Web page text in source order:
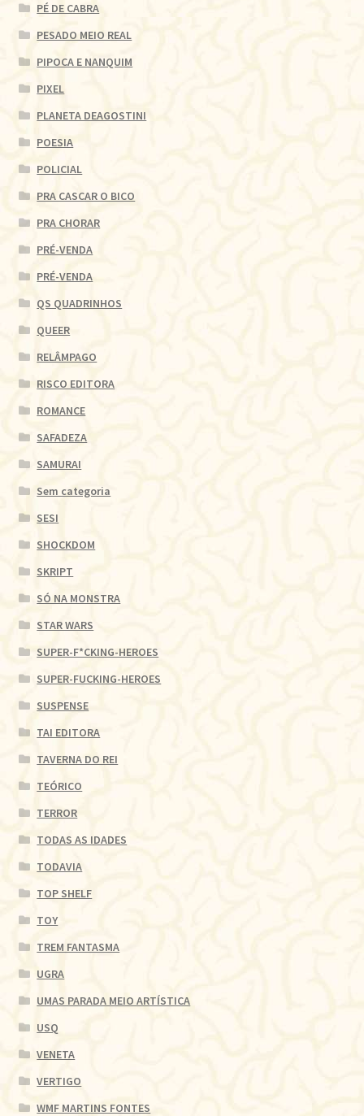
PÉ DE CABRA
PESADO MEIO REAL
PIPOCA E NANQUIM
PIXEL
PLANETA DEAGOSTINI
POESIA
POLICIAL
PRA CASCAR O BICO
PRA CHORAR
PRÉ-VENDA
PRÉ-VENDA
QS QUADRINHOS
QUEER
RELÂMPAGO
RISCO EDITORA
ROMANCE
SAFADEZA
SAMURAI
Sem categoria
SESI
SHOCKDOM
SKRIPT
SÓ NA MONSTRA
STAR WARS
SUPER-F*CKING-HEROES
SUPER-FUCKING-HEROES
SUSPENSE
TAI EDITORA
TAVERNA DO REI
TEÓRICO
TERROR
TODAS AS IDADES
TODAVIA
TOP SHELF
TOY
TREM FANTASMA
UGRA
UMAS PARADA MEIO ARTÍSTICA
USQ
VENETA
VERTIGO
WMF MARTINS FONTES